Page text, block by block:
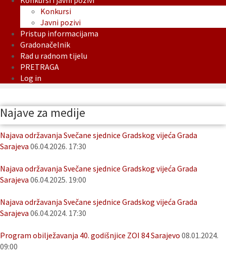
Konkursi
Javni pozivi
Pristup informacijama
Gradonačelnik
Rad u radnom tijelu
PRETRAGA
Log in
Najave za medije
Najava održavanja Svečane sjednice Gradskog vijeća Grada
Sarajeva 06.04.2026. 17:30
Najava održavanja Svečane sjednice Gradskog vijeća Grada
Sarajeva 06.04.2025. 19:00
Najava održavanja Svečane sjednice Gradskog vijeća Grada
Sarajeva 06.04.2024. 17:30
Program obilježavanja 40. godišnjice ZOI 84 Sarajevo 08.01.2024.
09:00